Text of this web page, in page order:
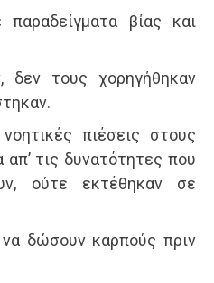
βίας και
τους χορηγήθηκαν
πιέσεις στους
τις δυνατότητες που
ούτε εκτέθηκαν σε
δώσουν καρπούς πριν